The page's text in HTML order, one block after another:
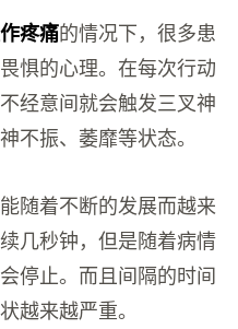
疼痛的情况下，很多患
惧的心理。在每次行动
经意间就会触发三叉神
不振、萎靡等状态。
随着不断的发展而越来
几秒钟，但是随着病情
停止。而且间隔的时间
越来越严重。